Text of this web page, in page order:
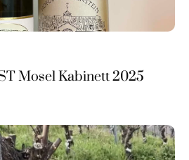
Mosel Kabinett 2025